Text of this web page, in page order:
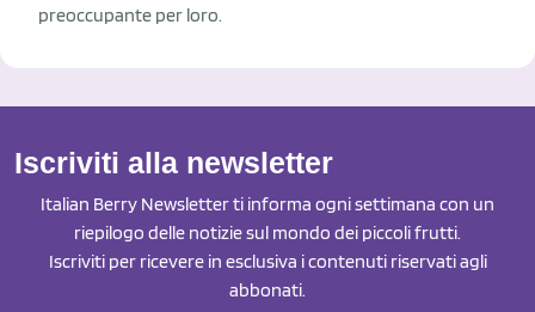
preoccupante per loro.
Iscriviti alla newsletter
Italian Berry Newsletter ti informa ogni settimana con un
riepilogo delle notizie sul mondo dei piccoli frutti.
Iscriviti per ricevere in esclusiva i contenuti riservati agli
abbonati.